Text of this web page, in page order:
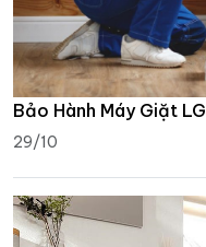
Bảo Hành Máy Giặt LG
29/10